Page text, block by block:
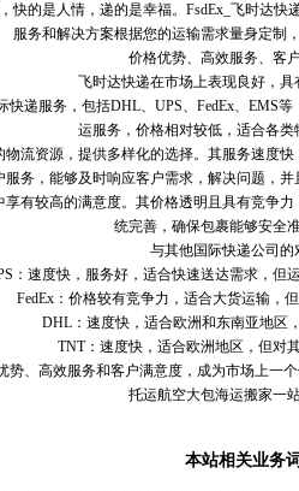
快的是人情，递的是幸福。FsdEx_飞时达
服务和解决方案根据您的运输需求量身定制
价格优势、高效服务、客
飞时达快递在市场上表现良好，
递服务，包括DHL、UPS、FedEx、EMS
运服务，价格相对较低，适合各
流资源，提供多样化的选择。其服务速度
服务，能够及时响应客户需求，解决问题，
有较高的满意度。其价格透明且具有竞争
统完善，确保包裹能够安全
与其他国际快递公司的
：速度快，服务好，适合快速送达需求，但
FedEx：价格较有竞争力，适合大货运输，
DHL：速度快，适合欧洲和东南亚地区
TNT：速度快，适合欧洲地区，但对
势、高效服务和客户满意度，成为市场上一
托运航空大包海运搬家一
本站相关业务